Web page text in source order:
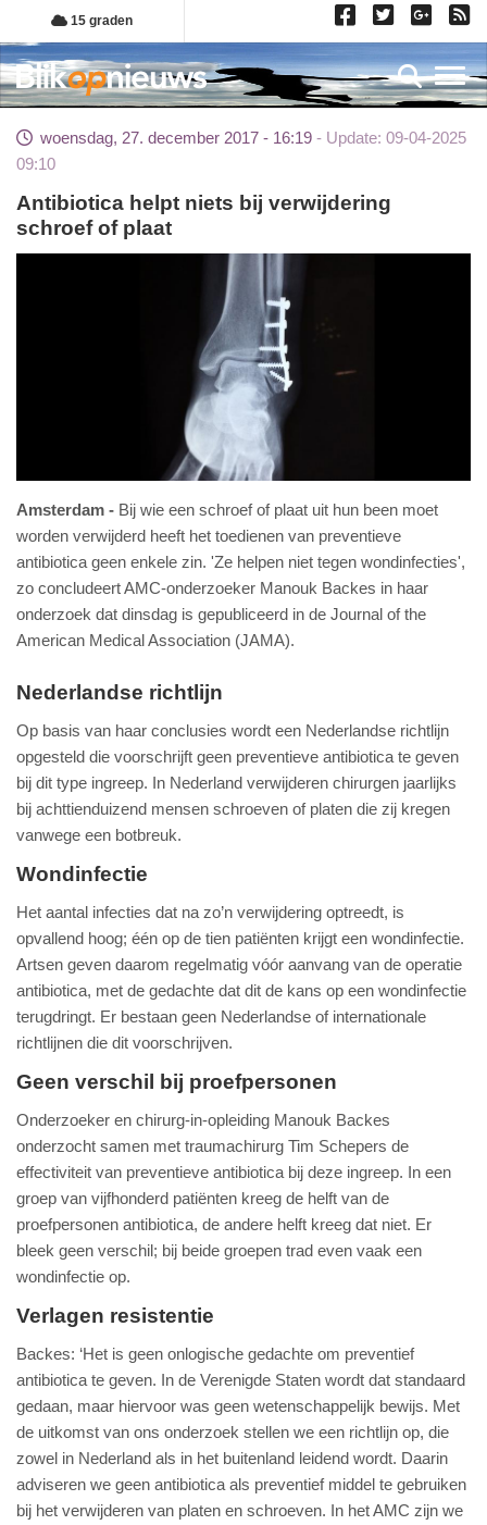
Overslaan
en
naar
de
gaan
15 graden
woensdag, 27. december 2017 - 16:19
Update: 09-04-2025
09:10
Antibiotica helpt niets bij verwijdering
schroef of plaat
Amsterdam
Bij wie een schroef of plaat uit hun been moet
worden verwijderd heeft het toedienen van preventieve
antibiotica geen enkele zin. 'Ze helpen niet tegen wondinfecties',
zo concludeert AMC-onderzoeker Manouk Backes in haar
onderzoek dat dinsdag is gepubliceerd in de Journal of the
American Medical Association (JAMA).
Nederlandse richtlijn
Op basis van haar conclusies wordt een Nederlandse richtlijn
opgesteld die voorschrijft geen preventieve antibiotica te geven
bij dit type ingreep. In Nederland verwijderen chirurgen jaarlijks
bij achttienduizend mensen schroeven of platen die zij kregen
vanwege een botbreuk.
Wondinfectie
Het aantal infecties dat na zo’n verwijdering optreedt, is
opvallend hoog; één op de tien patiënten krijgt een wondinfectie.
Artsen geven daarom regelmatig vóór aanvang van de operatie
antibiotica, met de gedachte dat dit de kans op een wondinfectie
terugdringt. Er bestaan geen Nederlandse of internationale
richtlijnen die dit voorschrijven.
Geen verschil bij proefpersonen
Onderzoeker en chirurg-in-opleiding Manouk Backes
onderzocht samen met traumachirurg Tim Schepers de
effectiviteit van preventieve antibiotica bij deze ingreep. In een
groep van vijfhonderd patiënten kreeg de helft van de
proefpersonen antibiotica, de andere helft kreeg dat niet. Er
bleek geen verschil; bij beide groepen trad even vaak een
wondinfectie op.
Verlagen resistentie
Backes: ‘Het is geen onlogische gedachte om preventief
antibiotica te geven. In de Verenigde Staten wordt dat standaard
gedaan, maar hiervoor was geen wetenschappelijk bewijs. Met
de uitkomst van ons onderzoek stellen we een richtlijn op, die
zowel in Nederland als in het buitenland leidend wordt. Daarin
adviseren we geen antibiotica als preventief middel te gebruiken
bij het verwijderen van platen en schroeven. In het AMC zijn we